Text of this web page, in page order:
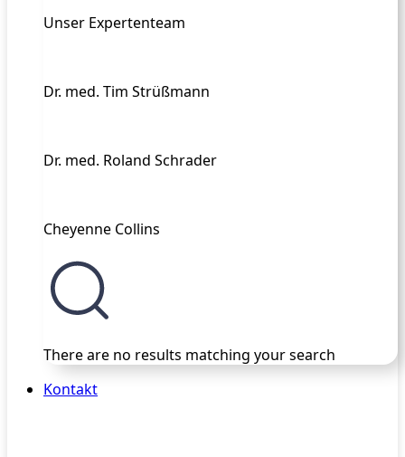
Unser Expertenteam
Dr. med. Tim Strüßmann
Dr. med. Roland Schrader
Cheyenne Collins
There are no results matching your search
Kontakt